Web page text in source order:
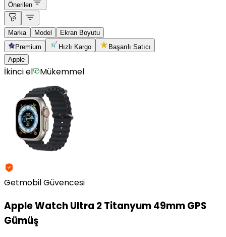
Önerilen
Marka Model
Ekran Boyutu
Premium
Hızlı Kargo
Başarılı Satıcı
Apple
İkinci el Mükemmel
Getmobil Güvencesi
AppleWatch Ultra 2 Titanyum 49mm GPS
Gümüş